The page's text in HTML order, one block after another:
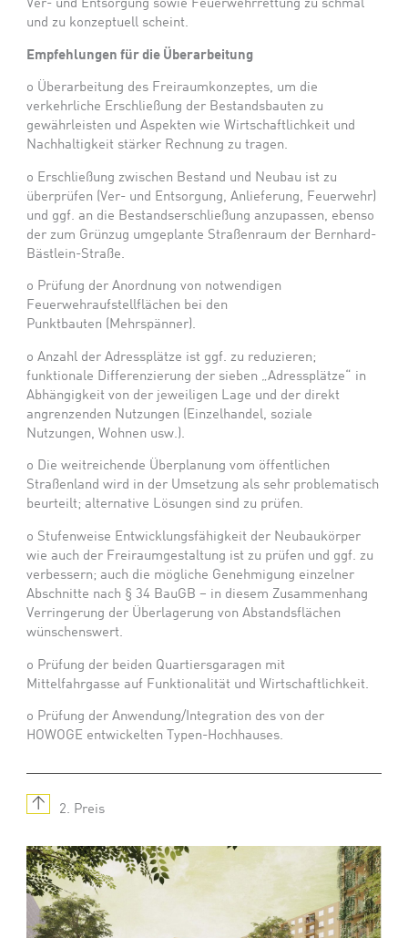
Ver- und Entsorgung sowie Feuerwehrrettung zu schmal
und zu konzeptuell scheint.
Empfehlungen für die Überarbeitung
o Überarbeitung des Freiraumkonzeptes, um die
verkehrliche Erschließung der Bestandsbauten zu
gewährleisten und Aspekten wie Wirtschaftlichkeit und
Nachhaltigkeit stärker Rechnung zu tragen.
o Erschließung zwischen Bestand und Neubau ist zu
überprüfen (Ver- und Entsorgung, Anlieferung, Feuerwehr)
und ggf. an die Bestandserschließung anzupassen, ebenso
der zum Grünzug umgeplante Straßenraum der Bernhard-
Bästlein-Straße.
o Prüfung der Anordnung von notwendigen
Feuerwehraufstellflächen bei den
Punktbauten (Mehrspänner).
o Anzahl der Adressplätze ist ggf. zu reduzieren;
funktionale Differenzierung der sieben „Adressplätze“ in
Abhängigkeit von der jeweiligen Lage und der direkt
angrenzenden Nutzungen (Einzelhandel, soziale
Nutzungen, Wohnen usw.).
o Die weitreichende Überplanung vom öffentlichen
Straßenland wird in der Umsetzung als sehr problematisch
beurteilt; alternative Lösungen sind zu prüfen.
o Stufenweise Entwicklungsfähigkeit der Neubaukörper
wie auch der Freiraumgestaltung ist zu prüfen und ggf. zu
verbessern; auch die mögliche Genehmigung einzelner
Abschnitte nach § 34 BauGB – in diesem Zusammenhang
Verringerung der Überlagerung von Abstandsflächen
wünschenswert.
o Prüfung der beiden Quartiersgaragen mit
Mittelfahrgasse auf Funktionalität und Wirtschaftlichkeit.
o Prüfung der Anwendung/Integration des von der
HOWOGE entwickelten Typen-Hochhauses.
↑ 2. Preis